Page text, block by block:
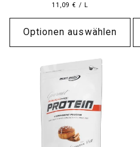
11,09 € / L
Optionen auswählen